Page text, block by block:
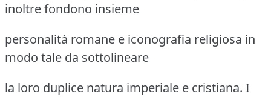
inoltre fondono insieme
personalità romane e iconografia religiosa in
modo tale da sottolineare
la loro duplice natura imperiale e cristiana. I